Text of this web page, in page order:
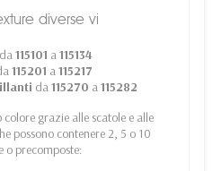
diverse vi
da115101 a115134
115201 a115217
da115270 a115282
grazie alle scatole e alle
possono contenere 2, 5 o 10
o precomposte: